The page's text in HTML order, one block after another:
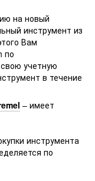
на новый
инструмент из
Вам
по
учетную
в течение
– имеет
инструмента
по